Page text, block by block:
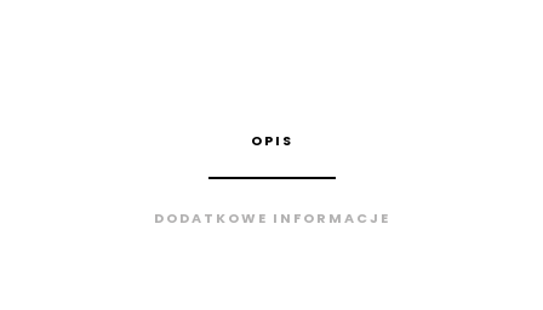
OPIS
DODATKOWE INFORMACJE